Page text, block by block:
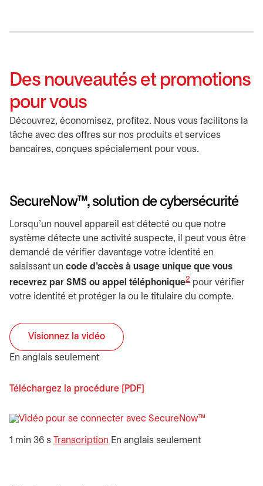
Des nouveautés et promotions
pour vous
Découvrez, économisez, profitez. Nous vous facilitons la
tâche avec des offres sur nos produits et services
bancaires, conçues spécialement pour vous.
SecureNow™, solution de cybersécurité
Lorsqu'un nouvel appareil est détecté ou que notre
système détecte une activité suspecte, il peut vous être
demandé de vérifier davantage votre identité en
saisissant un code d'accès à usage unique que vous
recevrez par SMS ou appel téléphonique2 pour vérifier
votre identité et protéger la ou le titulaire du compte.
Visionnez la vidéos’ouvre dans un nouvel onglet
En anglais seulement
Téléchargez la procédure [PDF]
1 min 36 s Transcription En anglais seulement